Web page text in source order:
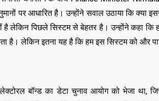
पर आधारित है। उन्होंने सवाल उठाया कि
है लेकिन पिछले सिस्टम से बेहतर है। उन्होंने कहा
है। लेकिन इतना यह है कि हम इस सिस्टम को और
बॉन्ड का डेटा चुनाव आयोग को भेजा था,